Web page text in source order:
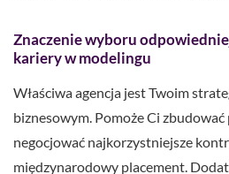
Znaczenie wyboru
kariery w modelingu
Właściwa agencja jest Twoim
biznesowym. Pomoże Ci
negocjować najkorzystniejsze
międzynarodowy placement.